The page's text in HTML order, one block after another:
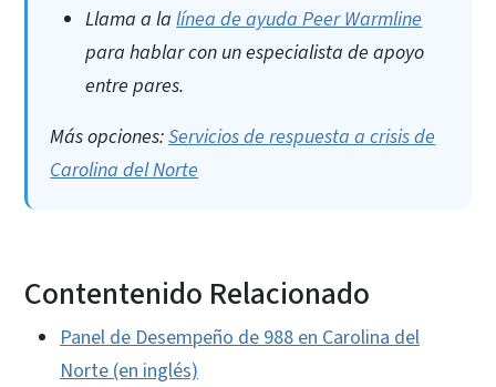
Llama a lalínea de ayuda Peer Warmline
para hablar con un especialista de apoyo
entre pares.
Más opciones:Servicios de respuesta a crisis de
Carolina del Norte
Contentenido Relacionado
Panel de Desempeño de 988 en Carolina del
Norte (en inglés)